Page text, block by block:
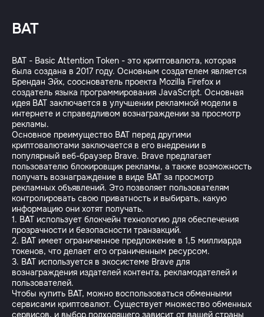
BAT
BAT - Basic Attention Token - это криптовалюта, которая
была создана в 2017 году. Основным создателем является
Брендан Эйх, сооснователь проекта Mozilla Firefox и
создатель языка программирования JavaScript. Основная
идея BAT заключается в улучшении рекламной модели в
интернете и справедливом вознаграждении за просмотр
рекламы.
Основное преимущество BAT перед другими
криптовалютами заключается в его внедрении в
популярный веб-браузер Brave. Brave предлагает
пользователю блокировщик рекламы, а также возможность
получать вознаграждение в виде BAT за просмотр
рекламных объявлений. Это позволяет пользователям
контролировать свою приватность и выбирать, какую
информацию они хотят получать.
1. BAT использует блокчейн технологию для обеспечения
прозрачности и безопасности транзакций.
2. BAT имеет ограниченное предложение в 1,5 миллиарда
токенов, что делает его ограниченным ресурсом.
3. BAT используется в экосистеме Brave для
вознаграждения издателей контента, рекламодателей и
пользователей.
Чтобы купить BAT, можно воспользоваться обменными
сервисами криптовалют. Существует множество обменных
сервисов, и выбор подходящего зависит от вашей страны